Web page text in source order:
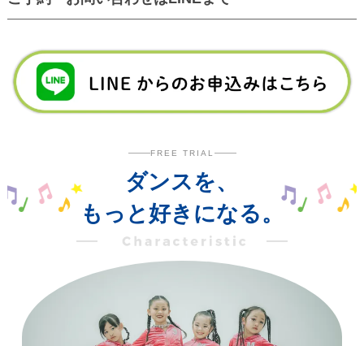
FREE TRIAL
ダンスを、
もっと好きになる。